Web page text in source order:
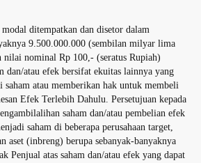
ditempatkan dan disetor dalam
9.500.000.000 (sembilan milyar lima
nilai nominal Rp 100,- (seratus Rupiah)
dan/atau efek bersifat ekuitas lainnya yang
saham atau memberikan hak untuk membeli
Efek Terlebih Dahulu. Persetujuan kepada
saham dan/atau pembelian efek
saham di beberapa perusahaan target,
aset (inbreng) berupa sebanyak-banyaknya
Penjual atas saham dan/atau efek yang dapat